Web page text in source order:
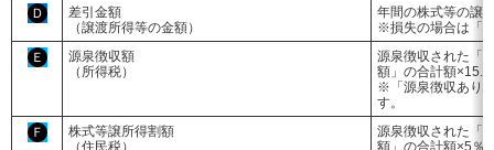
Ｄ
差引金額
（譲渡所得等の金額）
年間の株式等の譲
※損失の場合は「
Ｅ
源泉徴収額
（所得税）
源泉徴収された「
額」の合計額
※「源泉徴収あり
す。
Ｆ
株式等譲所得割額
（住民税）
源泉徴収された「
額」の合計額×5％